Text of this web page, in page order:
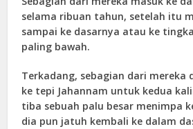
selama ribuan tahun, setelah itu
sampai ke dasarnya atau ke
paling bawah.
Terkadang, sebagian dari mereka
ke tepi Jahannam untuk kedua
tiba sebuah palu besar menimpa
dia pun jatuh kembali ke dalam